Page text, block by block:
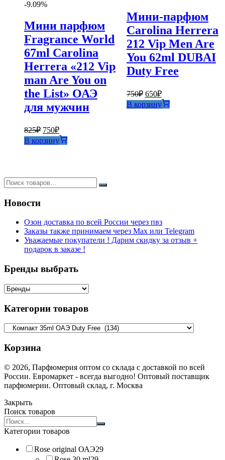
-9.09%
Мини парфюм
Fragrance World
67ml Carolina
Herrera «212 Vip
man Are You on
the List» ОАЭ
для мужчин
825₽ Первоначальная
цена
составляла
750₽Текущая
цена:
750₽.
В корзину
Мини-парфюм
Carolina Herrera
212 Vip Men Are
You 62ml DUBAI
Duty Free
750₽ Первоначальная
цена
составляла
650₽Текущая
цена:
650₽.
В корзину
Новости
Озон доставка по всей России через пвз
Заказы также принимаем через Max или Telegram
Уважаемые покупатели ! Дарим скидку за отзыв +
подарок в заказе !
Бренды выбрать
Категории товаров
Корзина
© 2026, Парфюмерия оптом со склада с доставкой по всей
России. Евромаркет - всегда выгодно! Оптовый поставщик
парфюмерии. Оптовый склад, г. Москва
Закрыть
Поиск товаров
Search
products:
Категории товаров
Rose original ОАЭ29